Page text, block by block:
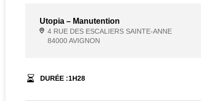
Utopia – Manutention
4 RUE DES ESCALIERS SAINTE-ANNE
84000 AVIGNON
DURÉE :1H28